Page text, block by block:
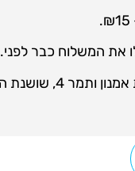
המשלוח כבר לפני.
הגעה, ישנה גמישות בשעות. ניתן להגיע עד השעה 21:00.